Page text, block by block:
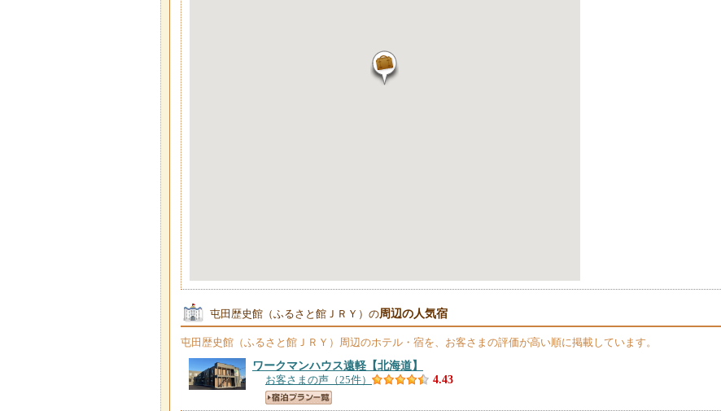
屯田歴史館（ふるさと館ＪＲＹ）の周辺の人気宿
屯田歴史館（ふるさと館ＪＲＹ） 周辺のホテル・宿を、お客さまの評価が高い順に掲載しています。
ワークマンハウス遠軽 【北海道】
お客さまの声（25件） 4.43